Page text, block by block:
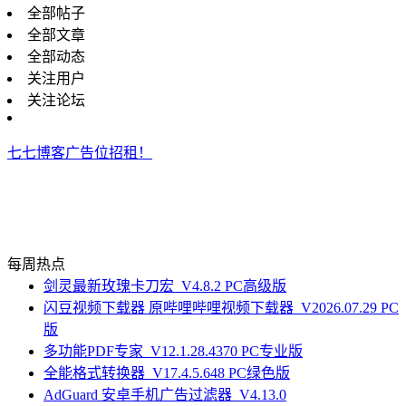
全部帖子
全部文章
全部动态
关注用户
关注论坛
七七博客广告位招租！
每周热点
剑灵最新玫瑰卡刀宏_V4.8.2 PC高级版
闪豆视频下载器 原哔哩哔哩视频下载器_V2026.07.29 PC
版
多功能PDF专家_V12.1.28.4370 PC专业版
全能格式转换器_V17.4.5.648 PC绿色版
AdGuard 安卓手机广告过滤器_V4.13.0